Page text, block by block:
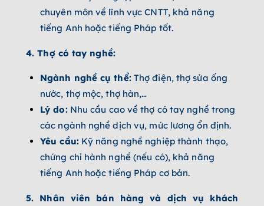
chuyên môn về lĩnh vực CNTT, khả năng
tiếng Anh hoặc tiếng Pháp tốt.
4. Thợ có tay nghề:
Ngành nghề cụ thể:Thợ điện, thợ sửa ống
nước, thợ mộc, thợ hàn,…
Lý do:Nhu cầu cao về thợ có tay nghề trong
các ngành nghề dịch vụ, mức lương ổn định.
Yêu cầu:Kỹ năng nghề nghiệp thành thạo,
chứng chỉ hành nghề (nếu có), khả năng
tiếng Anh hoặc tiếng Pháp cơ bản.
5. Nhân viên bán hàng và dịch vụ khách